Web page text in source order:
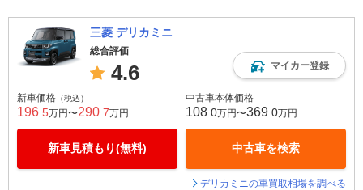
三菱 デリカミニ
総合評価
4.6 マイカー登録
新車価格 （税込）
196 .5万円〜290 .7万円
新車見積もり(無料)
中古車本体価格
108 .0万円〜369 .0万円
中古車を検索
デリカミニの車買取相場を調べる